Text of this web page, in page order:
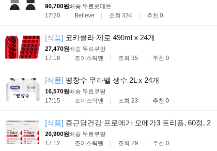
90,700원배송 무료 롯데온
17:20
Believe 조회 334 추천 0
[식품] 코카콜라 제로 490ml x 24개
27,470원배송 무료 쿠팡
17:18
조이스틱맨 조회 35 추천 0
[식품] 평창수 무라벨 생수 2L x 24개
16,570원배송 무료 쿠팡
17:15
조이스틱맨 조회 23 추천 0
[식품] 종근당건강 프로메가 오메가3 트리플, 60정, 2
20,900원배송 무료 쿠팡
17:12
조이스틱맨 조회 29 추천 0